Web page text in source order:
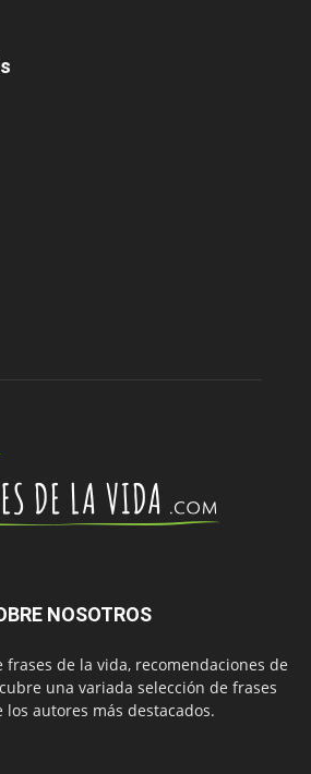
NOSOTROS
frases de la vida, recomendaciones de
una variada selección de frases
los autores más destacados.